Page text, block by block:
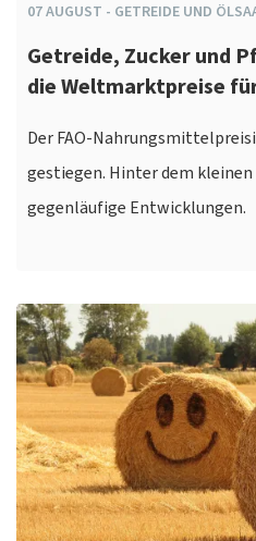
07AUGUST - GETREIDE UND
Getreide, Zucker und
die Weltmarktpreise
Der FAO-
gestiegen. Hinter dem kleinen
gegenläufige Entwicklungen.